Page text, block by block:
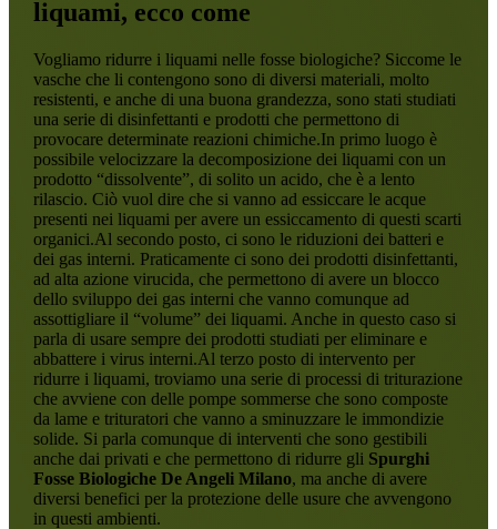
liquami, ecco come
Vogliamo ridurre i liquami nelle fosse biologiche? Siccome le
vasche che li contengono sono di diversi materiali, molto
resistenti, e anche di una buona grandezza, sono stati studiati
una serie di disinfettanti e prodotti che permettono di
provocare determinate reazioni chimiche.In primo luogo è
possibile velocizzare la decomposizione dei liquami con un
prodotto “dissolvente”, di solito un acido, che è a lento
rilascio. Ciò vuol dire che si vanno ad essiccare le acque
presenti nei liquami per avere un essiccamento di questi scarti
organici.Al secondo posto, ci sono le riduzioni dei batteri e
dei gas interni. Praticamente ci sono dei prodotti disinfettanti,
ad alta azione virucida, che permettono di avere un blocco
dello sviluppo dei gas interni che vanno comunque ad
assottigliare il “volume” dei liquami. Anche in questo caso si
parla di usare sempre dei prodotti studiati per eliminare e
abbattere i virus interni.Al terzo posto di intervento per
ridurre i liquami, troviamo una serie di processi di triturazione
che avviene con delle pompe sommerse che sono composte
da lame e trituratori che vanno a sminuzzare le immondizie
solide. Si parla comunque di interventi che sono gestibili
anche dai privati e che permettono di ridurre gli Spurghi
Fosse Biologiche De Angeli Milano, ma anche di avere
diversi benefici per la protezione delle usure che avvengono
in questi ambienti.